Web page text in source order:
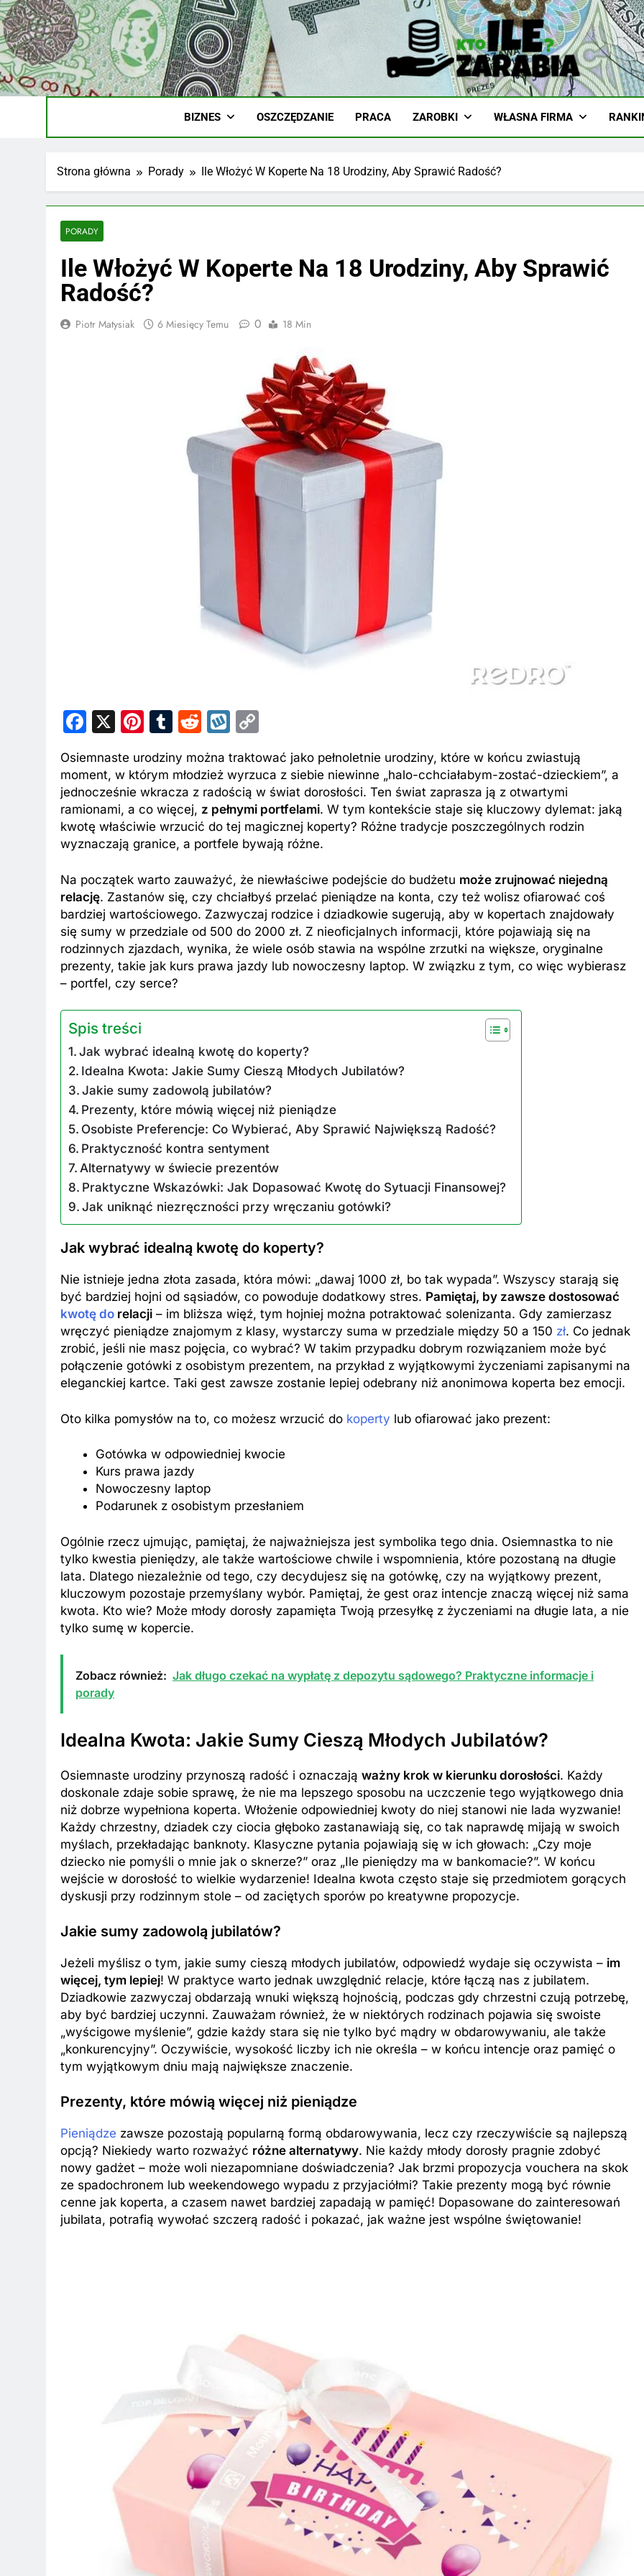
Skip
to
content
Ile-Zarabia.edu.pl
Zarobki Gwiazd, Ciekawostki I Biznes
BIZNES OSZCZĘDZANIE PRACA ZAROBKI WŁASNA FIRMA
Strona główna Porady Ile Włożyć W Koperte Na 18 Urodziny, Aby Sprawić Radość?
PORADY
Ile Włożyć W Koperte Na 18 Urodziny, Aby Sprawić
Radość?
Piotr Matysiak 6 Miesięcy Temu 0 18 Min
Facebook
X Pinterest
Tumblr
RedditWykop
Osiemnaste urodziny można traktować jako pełnoletnie urodziny, które w końcu zwiastują
moment, w którym młodzież wyrzuca z siebie niewinne „halo-cchciałabym-zostać-dzieckiem”, a
jednocześnie wkracza z radością w świat dorosłości. Ten świat zaprasza ją z otwartymi
ramionami, a co więcej, z pełnymi portfelami. W tym kontekście staje się kluczowy dylemat: jaką
kwotę właściwie wrzucić do tej magicznej koperty? Różne tradycje poszczególnych rodzin
wyznaczają granice, a portfele bywają różne.
Na początek warto zauważyć, że niewłaściwe podejście do budżetu może zrujnować niejedną
relację. Zastanów się, czy chciałbyś przelać pieniądze na konta, czy też wolisz ofiarować coś
bardziej wartościowego. Zazwyczaj rodzice i dziadkowie sugerują, aby w kopertach znajdowały
się sumy w przedziale od 500 do 2000 zł. Z nieoficjalnych informacji, które pojawiają się na
rodzinnych zjazdach, wynika, że wiele osób stawia na wspólne zrzutki na większe, oryginalne
prezenty, takie jak kurs prawa jazdy lub nowoczesny laptop. W związku z tym, co więc wybierasz
– portfel, czy serce?
Spis treści
Jak wybrać idealną kwotę do koperty?
Idealna Kwota: Jakie Sumy Cieszą Młodych Jubilatów?
Jakie sumy zadowolą jubilatów?
Prezenty, które mówią więcej niż pieniądze
Osobiste Preferencje: Co Wybierać, Aby Sprawić Największą Radość?
Praktyczność kontra sentyment
Alternatywy w świecie prezentów
Praktyczne Wskazówki: Jak Dopasować Kwotę do Sytuacji Finansowej?
Jak uniknąć niezręczności przy wręczaniu gotówki?
Jak wybrać idealną kwotę do koperty?
Nie istnieje jedna złota zasada, która mówi: „dawaj 1000 zł, bo tak wypada”. Wszyscy starają się
być bardziej hojni od sąsiadów, co powoduje dodatkowy stres. Pamiętaj, by zawsze dostosować
kwotę do relacji – im bliższa więź, tym hojniej można potraktować solenizanta. Gdy zamierzasz
wręczyć pieniądze znajomym z klasy, wystarczy suma w przedziale między 50 a 150 zł. Co jednak
zrobić, jeśli nie masz pojęcia, co wybrać? W takim przypadku dobrym rozwiązaniem może być
połączenie gotówki z osobistym prezentem, na przykład z wyjątkowymi życzeniami zapisanymi na
eleganckiej kartce. Taki gest zawsze zostanie lepiej odebrany niż anonimowa koperta bez emocji.
Oto kilka pomysłów na to, co możesz wrzucić do koperty lub ofiarować jako prezent:
Gotówka w odpowiedniej kwocie
Kurs prawa jazdy
Nowoczesny laptop
Podarunek z osobistym przesłaniem
Ogólnie rzecz ujmując, pamiętaj, że najważniejsza jest symbolika tego dnia. Osiemnastka to nie
tylko kwestia pieniędzy, ale także wartościowe chwile i wspomnienia, które pozostaną na długie
lata. Dlatego niezależnie od tego, czy decydujesz się na gotówkę, czy na wyjątkowy prezent,
kluczowym pozostaje przemyślany wybór. Pamiętaj, że gest oraz intencje znaczą więcej niż sama
kwota. Kto wie? Może młody dorosły zapamięta Twoją przesyłkę z życzeniami na długie lata, a nie
tylko sumę w kopercie.
Zobacz również: Jak długo czekać na wypłatę z depozytu sądowego? Praktyczne informacje i
porady
Idealna Kwota: Jakie Sumy Cieszą Młodych Jubilatów?
Osiemnaste urodziny przynoszą radość i oznaczają ważny krok w kierunku dorosłości. Każdy
doskonale zdaje sobie sprawę, że nie ma lepszego sposobu na uczczenie tego wyjątkowego dnia
niż dobrze wypełniona koperta. Włożenie odpowiedniej kwoty do niej stanowi nie lada wyzwanie!
Każdy chrzestny, dziadek czy ciocia głęboko zastanawiają się, co tak naprawdę mijają w swoich
myślach, przekładając banknoty. Klasyczne pytania pojawiają się w ich głowach: „Czy moje
dziecko nie pomyśli o mnie jak o sknerze?” oraz „Ile pieniędzy ma w bankomacie?”. W końcu
wejście w dorosłość to wielkie wydarzenie! Idealna kwota często staje się przedmiotem gorących
dyskusji przy rodzinnym stole – od zaciętych sporów po kreatywne propozycje.
Jakie sumy zadowolą jubilatów?
Jeżeli myślisz o tym, jakie sumy cieszą młodych jubilatów, odpowiedź wydaje się oczywista – im
więcej, tym lepiej! W praktyce warto jednak uwzględnić relacje, które łączą nas z jubilatem.
Dziadkowie zazwyczaj obdarzają wnuki większą hojnością, podczas gdy chrzestni czują potrzebę,
aby być bardziej uczynni. Zauważam również, że w niektórych rodzinach pojawia się swoiste
„wyścigowe myślenie”, gdzie każdy stara się nie tylko być mądry w obdarowywaniu, ale także
„konkurencyjny”. Oczywiście, wysokość liczby ich nie określa – w końcu intencje oraz pamięć o
tym wyjątkowym dniu mają największe znaczenie.
Prezenty, które mówią więcej niż pieniądze
Pieniądze zawsze pozostają popularną formą obdarowywania, lecz czy rzeczywiście są najlepszą
opcją? Niekiedy warto rozważyć różne alternatywy. Nie każdy młody dorosły pragnie zdobyć
nowy gadżet – może woli niezapomniane doświadczenia? Jak brzmi propozycja vouchera na skok
ze spadochronem lub weekendowego wypadu z przyjaciółmi? Takie prezenty mogą być równie
cenne jak koperta, a czasem nawet bardziej zapadają w pamięć! Dopasowane do zainteresowań
jubilata, potrafią wywołać szczerą radość i pokazać, jak ważne jest wspólne świętowanie!
aktualne zarobki wójtów?
stawki na tym stanowisku!
ZAROBKI
Ile zarabia striptizer: poznaj aktualne
stawki męskiego striptizera
6 Miesięcy Temu
średnie zarobki na tym stanowisku